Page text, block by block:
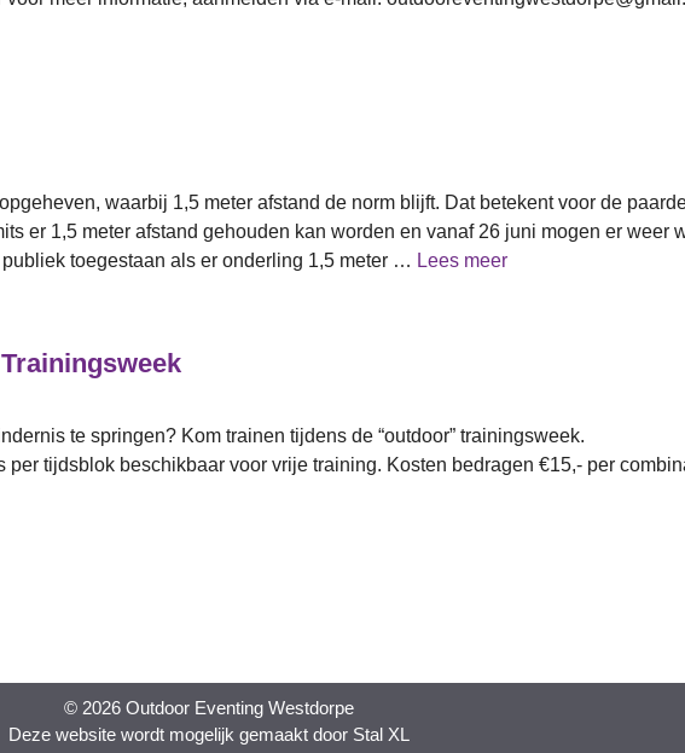
waarbij 1,5 meter afstand de norm blijft. Dat betekent voor de
er 1,5 meter afstand gehouden kan worden en vanaf 26 juni mogen er weer
toegestaan als er onderling 1,5 meter … Lees meer
te springen? Kom trainen tijdens de “outdoor” trainingsweek.
per tijdsblok beschikbaar voor vrije training. Kosten bedragen €15,- per
© 2026 Outdoor Eventing Westdorpe
Deze website wordt mogelijk gemaakt door Stal XL